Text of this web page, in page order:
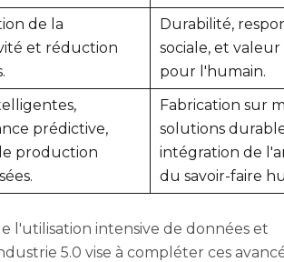
de la
et réduction
Durabilité,
sociale, et
pour l'humain.
prédictive,
production
Fabrication sur
solutions
intégration de
du savoir-faire
l'utilisation intensive de données et
5.0 vise à compléter ces